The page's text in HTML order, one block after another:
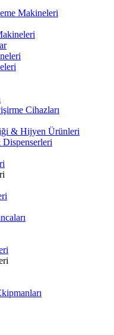
Makineleri
Cihazları
& Hijyen Ürünleri